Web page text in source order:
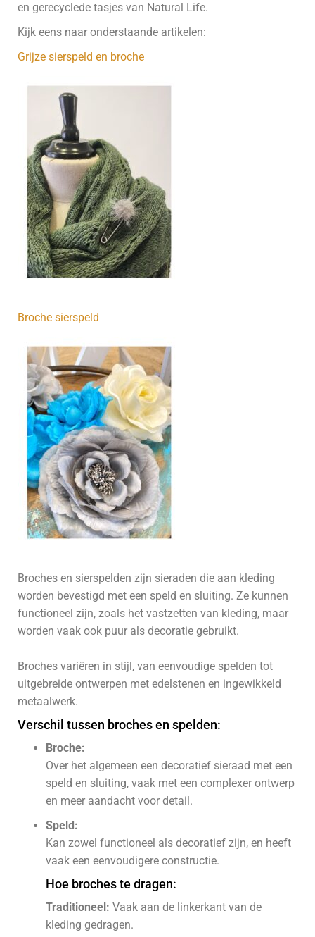
en gerecyclede tasjes van Natural Life.
Kijk eens naar onderstaande artikelen:
Grijze sierspeld en broche
Broche sierspeld
Broches en sierspelden zijn sieraden die aan kleding
worden bevestigd met een speld en sluiting. Ze kunnen
functioneel zijn, zoals het vastzetten van kleding, maar
worden vaak ook puur als decoratie gebruikt.
Broches variëren in stijl, van eenvoudige spelden tot
uitgebreide ontwerpen met edelstenen en ingewikkeld
metaalwerk.
Verschil tussen broches en spelden:
Broche:
Over het algemeen een decoratief sieraad met een
speld en sluiting, vaak met een complexer ontwerp
en meer aandacht voor detail.
Speld:
Kan zowel functioneel als decoratief zijn, en heeft
vaak een eenvoudigere constructie.
Hoe broches te dragen:
Traditioneel: Vaak aan de linkerkant van de
kleding gedragen.